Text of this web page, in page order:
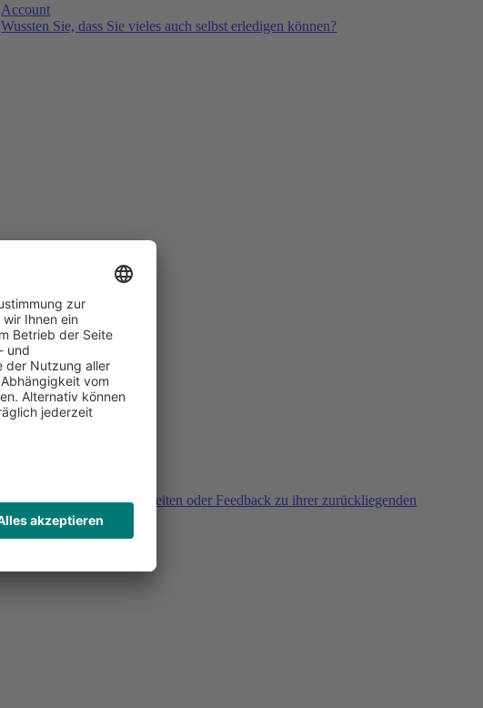
Account
Wussten Sie, dass Sie vieles auch selbst erledigen können?
Sie haben Fragen, Unklarheiten oder Feedback zu ihrer zurückliegenden
Buchung?